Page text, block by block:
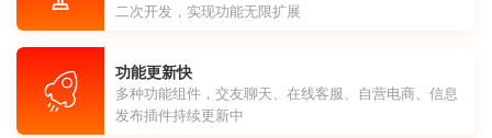
二次开发，实现功能无限扩展
功能更新快
多种功能组件，交友聊天、在线客服、自营电商、信息
发布插件持续更新中